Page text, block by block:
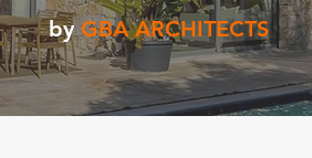
by GBA ARCHITECTS